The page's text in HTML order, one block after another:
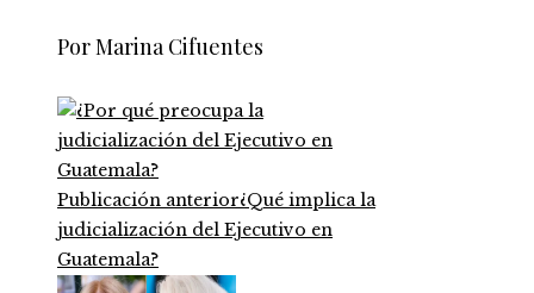
Por Marina Cifuentes
Publicación anterior¿Qué implica la
judicialización del Ejecutivo en
Guatemala?